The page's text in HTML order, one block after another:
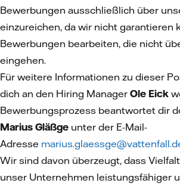
Bewerbungen ausschließlich über
einzureichen, da wir nicht garantieren
Bewerbungen bearbeiten, die nicht
eingehen.
Für weitere Informationen zu dieser
dich an den Hiring Manager Ole Eick
Bewerbungsprozess beantwortet dir
Marius Gläßge unter der E-Mail-
Adresse
Wir sind davon überzeugt, dass
unser Unternehmen leistungsfähiger